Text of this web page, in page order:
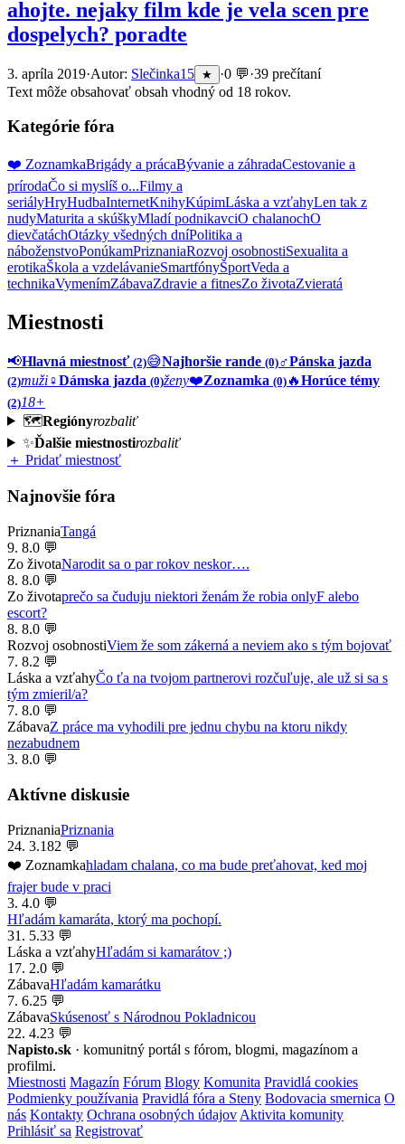
ahojte. nejaky film kde je vela scen pre
dospelych? poradte
3. apríla 2019·Autor: Slečinka15 ★ ·0 💬·39 prečítaní
Text môže obsahovať obsah vhodný od 18 rokov.
Kategórie fóra
❤️ ZoznamkaBrigády a prácaBývanie a záhradaCestovanie a
prírodaČo si myslíš o...Filmy a
seriályHryHudbaInternetKnihyKúpimLáska a vzťahyLen tak z
nudyMaturita a skúškyMladí podnikavciO chalanochO
dievčatáchOtázky všedných dníPolitika a
náboženstvoPonúkamPriznaniaRozvoj osobnostiSexualita a
erotikaŠkola a vzdelávanieSmartfónyŠportVeda a
technikaVymenímZábavaZdravie a fitnesZo životaZvieratá
Miestnosti
📢Hlavná miestnosť (2)😅Najhoršie rande (0)♂️Pánska jazda
(2)muži♀️Dámska jazda (0)ženy❤️Zoznamka (0) 🔥Horúce témy
(2)18+
🗺️Regiónyrozbaliť
✨Ďalšie miestnostirozbaliť
＋ Pridať miestnosť
Najnovšie fóra
PriznaniaTangá
9. 8.0 💬
Zo životaNarodit sa o par rokov neskor….
8. 8.0 💬
Zo životaprečo sa čuduju niektori ženám že robia onlyF alebo
escort?
8. 8.0 💬
Rozvoj osobnostiViem že som zákerná a neviem ako s tým bojovať
7. 8.2 💬
Láska a vzťahyČo ťa na tvojom partnerovi rozčuľuje, ale už si sa s
tým zmieril/a?
7. 8.0 💬
ZábavaZ práce ma vyhodili pre jednu chybu na ktoru nikdy
nezabudnem
3. 8.0 💬
Aktívne diskusie
PriznaniaPriznania
24. 3.182 💬
❤️ Zoznamkahladam chalana, co ma bude preťahovat, ked moj
frajer bude v praci
3. 4.0 💬
Hľadám kamaráta, ktorý ma pochopí.
31. 5.33 💬
Láska a vzťahyHľadám si kamarátov ;)
17. 2.0 💬
ZábavaHľadám kamarátku
7. 6.25 💬
ZábavaSkúsenosť s Národnou Pokladnicou
22. 4.23 💬
Napisto.sk · komunitný portál s fórom, blogmi, magazínom a
profilmi.
Miestnosti Magazín Fórum Blogy Komunita Pravidlá cookies
Podmienky používania Pravidlá fóra a Steny Bodovacia smernica O
nás Kontakty Ochrana osobných údajov Aktivita komunity
Prihlásiť sa Registrovať